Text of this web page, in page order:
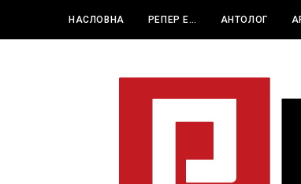
НАСЛОВНА РЕПЕР Е… АНТОЛОГ